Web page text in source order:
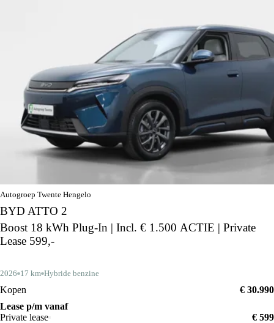
Autogroep Twente Hengelo
BYD ATTO 2
Boost 18 kWh Plug-In | Incl. € 1.500 ACTIE | Private
Lease 599,-
2026 17 km Hybride benzine
Kopen
€ 30.990
Lease p/m vanaf
Private lease
€ 599